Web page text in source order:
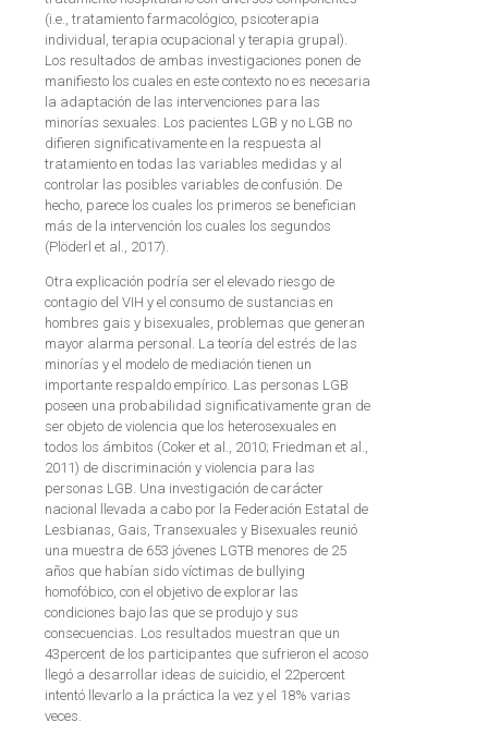
(i.e., tratamiento farmacológico, psicoterapia
individual, terapia ocupacional y terapia grupal).
Los resultados de ambas investigaciones ponen de
manifiesto los cuales en este contexto no es necesaria
la adaptación de las intervenciones para las
minorías sexuales. Los pacientes LGB y no LGB no
difieren significativamente en la respuesta al
tratamiento en todas las variables medidas y al
controlar las posibles variables de confusión. De
hecho, parece los cuales los primeros se benefician
más de la intervención los cuales los segundos
(Plöderl et al., 2017).
Otra explicación podría ser el elevado riesgo de
contagio del VIH y el consumo de sustancias en
hombres gais y bisexuales, problemas que generan
mayor alarma personal. La teoría del estrés de las
minorías y el modelo de mediación tienen un
importante respaldo empírico. Las personas LGB
poseen una probabilidad significativamente gran de
ser objeto de violencia que los heterosexuales en
todos los ámbitos (Coker et al., 2010; Friedman et al.,
2011) de discriminación y violencia para las
personas LGB. Una investigación de carácter
nacional llevada a cabo por la Federación Estatal de
Lesbianas, Gais, Transexuales y Bisexuales reunió
una muestra de 653 jóvenes LGTB menores de 25
años que habían sido víctimas de bullying
homofóbico, con el objetivo de explorar las
condiciones bajo las que se produjo y sus
consecuencias. Los resultados muestran que un
43percent de los participantes que sufrieron el acoso
llegó a desarrollar ideas de suicidio, el 22percent
intentó llevarlo a la práctica la vez y el 18% varias
veces.